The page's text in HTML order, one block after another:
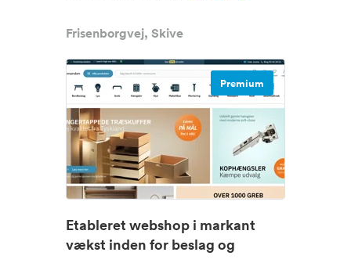
Frisenborgvej, Skive
Premium
Etableret webshop i markant
vækst inden for beslag og